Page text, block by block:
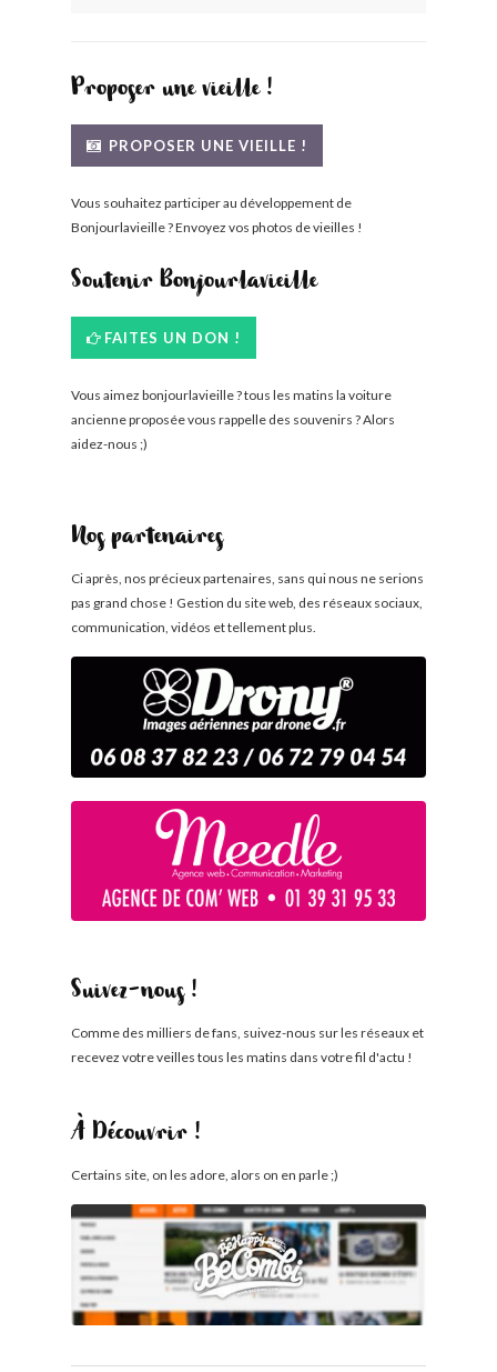
Proposer une vieille !
PROPOSER UNE VIEILLE !
Vous souhaitez participer au développement de
Bonjourlavieille ? Envoyez vos photos de vieilles !
Soutenir Bonjourlavieille
FAITES UN DON !
Vous aimez bonjourlavieille ? tous les matins la voiture
ancienne proposée vous rappelle des souvenirs ? Alors
aidez-nous ;)
Nos partenaires
Ci après, nos précieux partenaires, sans qui nous ne serions
pas grand chose ! Gestion du site web, des réseaux sociaux,
communication, vidéos et tellement plus.
Suivez-nous !
Comme des milliers de fans, suivez-nous sur les réseaux et
recevez votre veilles tous les matins dans votre fil d'actu !
À Découvrir !
Certains site, on les adore, alors on en parle ;)